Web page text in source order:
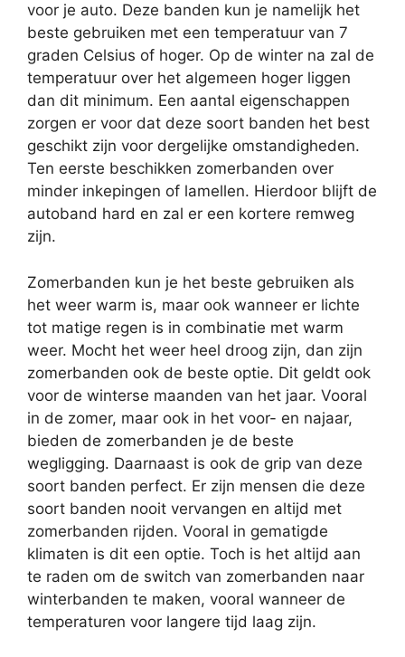
voor je auto. Deze banden kun je namelijk het
beste gebruiken met een temperatuur van 7
graden Celsius of hoger. Op de winter na zal de
temperatuur over het algemeen hoger liggen
dan dit minimum. Een aantal eigenschappen
zorgen er voor dat deze soort banden het best
geschikt zijn voor dergelijke omstandigheden.
Ten eerste beschikken zomerbanden over
minder inkepingen of lamellen. Hierdoor blijft de
autoband hard en zal er een kortere remweg
zijn.
Zomerbanden kun je het beste gebruiken als
het weer warm is, maar ook wanneer er lichte
tot matige regen is in combinatie met warm
weer. Mocht het weer heel droog zijn, dan zijn
zomerbanden ook de beste optie. Dit geldt ook
voor de winterse maanden van het jaar. Vooral
in de zomer, maar ook in het voor- en najaar,
bieden de zomerbanden je de beste
wegligging. Daarnaast is ook de grip van deze
soort banden perfect. Er zijn mensen die deze
soort banden nooit vervangen en altijd met
zomerbanden rijden. Vooral in gematigde
klimaten is dit een optie. Toch is het altijd aan
te raden om de switch van zomerbanden naar
winterbanden te maken, vooral wanneer de
temperaturen voor langere tijd laag zijn.